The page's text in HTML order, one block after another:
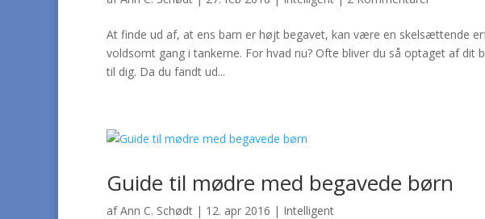
At finde ud af, at ens barn er højt begavet, kan være en skelsættende
voldsomt gang i tankerne. For hvad nu? Ofte bliver du så optaget af
til dig. Da du fandt ud...
Guide til mødre med begavede børn
afAnn C. Schødt | 12. apr 2016 | Intelligent